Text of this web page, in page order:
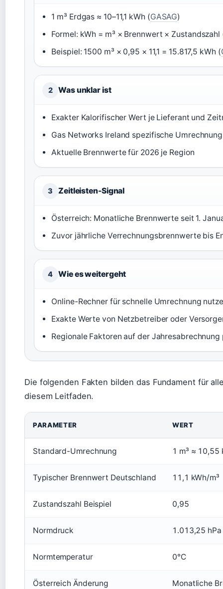
1 m³ Erdgas ≈ 10–11,1 kWh (GASAG)
Formel: kWh = m³ × Brennwert × Zustandszahl
Beispiel: 1500 m³ × 0,95 × 11,1 = 15.817,5 kWh (
2 Was unklar ist
Exakter Kalorifischer Wert je Lieferant und
Gas Networks Ireland spezifische
Aktuelle Brennwerte für 2026 je Region
3 Zeitleisten-Signal
Österreich: Monatliche Brennwerte seit 1.
Zuvor jährliche Verrechnungsbrennwerte bis
4 Wie es weitergeht
Online-Rechner für schnelle Umrechnung
Exakte Werte von Netzbetreiber oder
Regionale Faktoren auf der Jahresabrechnung
Die folgenden Fakten bilden das Fundament für
diesem Leitfaden.
PARAMETER WERT
Standard-Umrechnung 1 m³ ≈ 10,55
Typischer Brennwert Deutschland 11,1 kWh/m³
Zustandszahl Beispiel 0,95
Normdruck 1.013,25 hPa
Normtemperatur 0°C
Österreich Änderung Monatliche